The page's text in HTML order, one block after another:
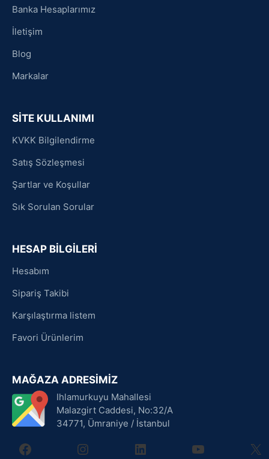
Banka Hesaplarımız
İletişim
Blog
Markalar
SİTE KULLANIMI
KVKK Bilgilendirme
Satış Sözleşmesi
Şartlar ve Koşullar
Sık Sorulan Sorular
HESAP BİLGİLERİ
Hesabım
Sipariş Takibi
Karşılaştırma listem
Favori Ürünlerim
MAĞAZA ADRESİMİZ
Ihlamurkuyu Mahallesi
Malazgirt Caddesi, No:32/A
34771, Ümraniye / İstanbul
facebookinstagramlinkedin youtube X